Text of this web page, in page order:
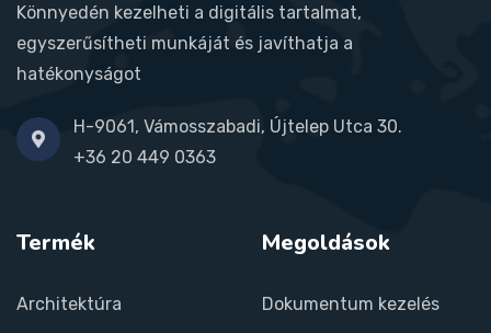
Könnyedén kezelheti a digitális tartalmat,
egyszerűsítheti munkáját és javíthatja a
hatékonyságot
H-9061, Vámosszabadi, Újtelep Utca 30.
+36 20 449 0363
Termék
Architektúra
Megoldások
Dokumentum kezelés